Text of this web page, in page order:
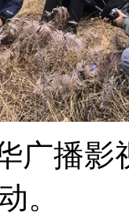
广播影
。